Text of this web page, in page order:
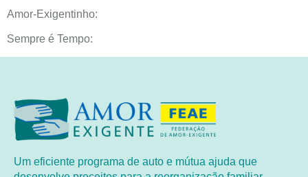
Amor-Exigentinho:
Sempre é Tempo:
Um eficiente programa de auto e mútua ajuda que